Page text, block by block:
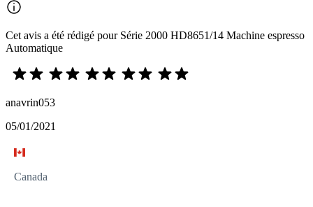
Cet avis a été rédigé pour Série 2000 HD8651/14 Machine espresso
Automatique
anavrin053
05/01/2021
Canada